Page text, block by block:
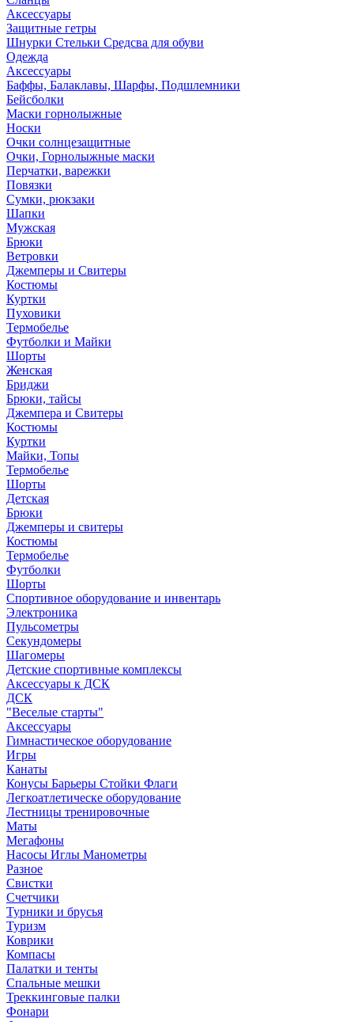
Аксессуары
Защитные гетры
Шнурки Стельки Средсва для обуви
Одежда
Аксессуары
Баффы, Балаклавы, Шарфы, Подшлемники
Бейсболки
Маски горнолыжные
Носки
Очки солнцезащитные
Очки, Горнолыжные маски
Перчатки, варежки
Повязки
Сумки, рюкзаки
Шапки
Мужская
Брюки
Ветровки
Джемперы и Свитеры
Костюмы
Куртки
Пуховики
Термобелье
Футболки и Майки
Шорты
Женская
Бриджи
Брюки, тайсы
Джемпера и Свитеры
Костюмы
Куртки
Майки, Топы
Термобелье
Шорты
Детская
Брюки
Джемперы и свитеры
Костюмы
Термобелье
Футболки
Шорты
Спортивное оборудование и инвентарь
Электроника
Пульсометры
Секундомеры
Шагомеры
Детские спортивные комплексы
Аксессуары к ДСК
ДСК
"Веселые старты"
Аксессуары
Гимнастическое оборудование
Игры
Канаты
Конусы Барьеры Стойки Флаги
Легкоатлетическе оборудование
Лестницы тренировочные
Маты
Мегафоны
Насосы Иглы Манометры
Разное
Свистки
Счетчики
Турники и брусья
Туризм
Коврики
Компасы
Палатки и тенты
Спальные мешки
Треккинговые палки
Фонари